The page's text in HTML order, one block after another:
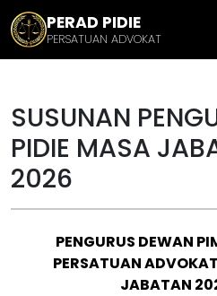
PERAD PIDIE
PERSATUAN ADVOKAT
SUSUNAN
PIDIE MASA
2026
PENGURUS DEWAN
PERSATUAN
JABATAN